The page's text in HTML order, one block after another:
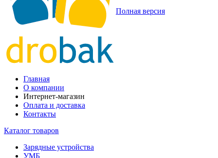
Полная версия
Главная
О компании
Интернет-магазин
Оплата и доставка
Контакты
Каталог товаров
Зарядные устройства
УМБ